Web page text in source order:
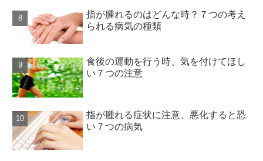
指が腫れるのはどんな時？７つの考え
られる病気の種類
食後の運動を行う時、気を付けてほし
い７つの注意
指が腫れる症状に注意、悪化すると恐
い７つの病気